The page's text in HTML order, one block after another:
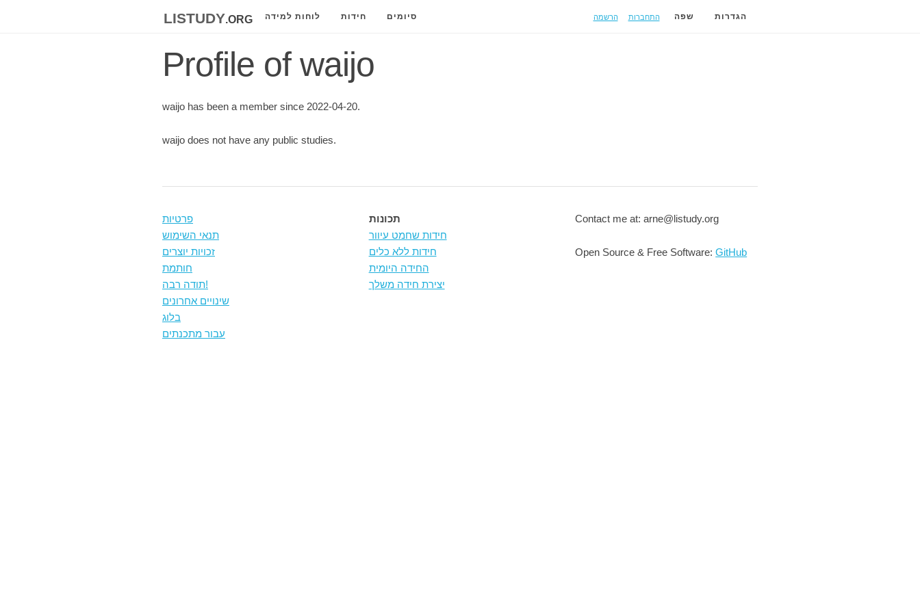
listudy.org לוחות למידה חידות סיומים הרשמה התחברות שפה הגדרות
Profile of waijo
waijo has been a member since 2022-04-20.
waijo does not have any public studies.
פרטיות
תנאי השימוש
זכויות יוצרים
חותמת
תודה רבה!
שינויים אחרונים
בלוג
עבור מתכנתים
תכונות
חידות שחמט עיוור
חידות ללא כלים
החידה היומית
יצירת חידה משלך
Contact me at: arne@listudy.org
Open Source & Free Software:GitHub